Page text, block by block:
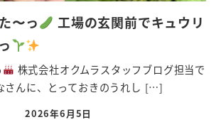
〜っ
工場の玄関前でキュウリ
株式会社オクムラスタッフブログ担当で
さんに、とっておきのうれし […]
2026年6月5日